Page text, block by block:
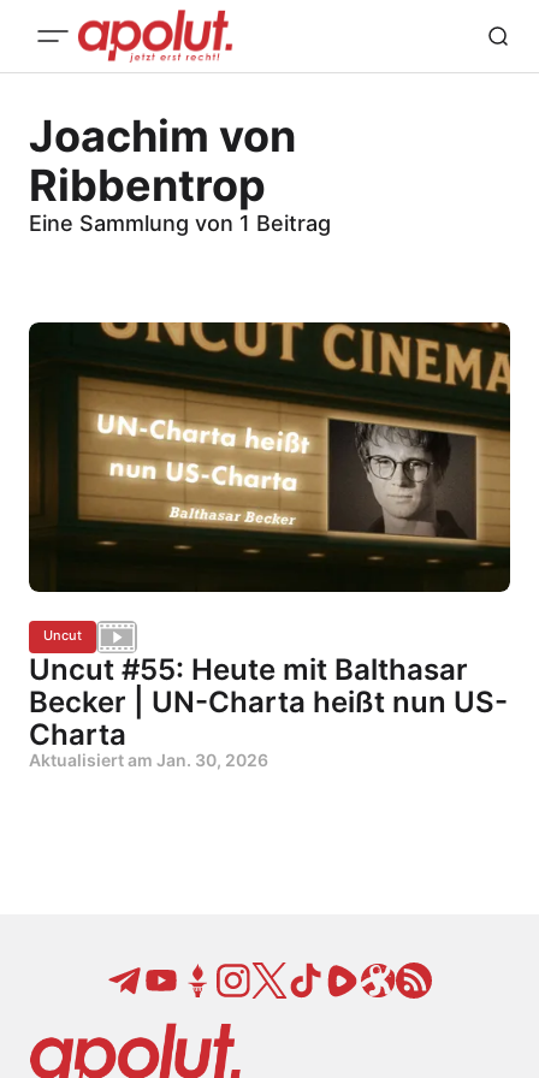
Joachim von
Ribbentrop
Eine Sammlung von 1 Beitrag
Uncut
Uncut #55: Heute mit Balthasar
Becker | UN-Charta heißt nun US-
Charta
Aktualisiert am Jan. 30, 2026